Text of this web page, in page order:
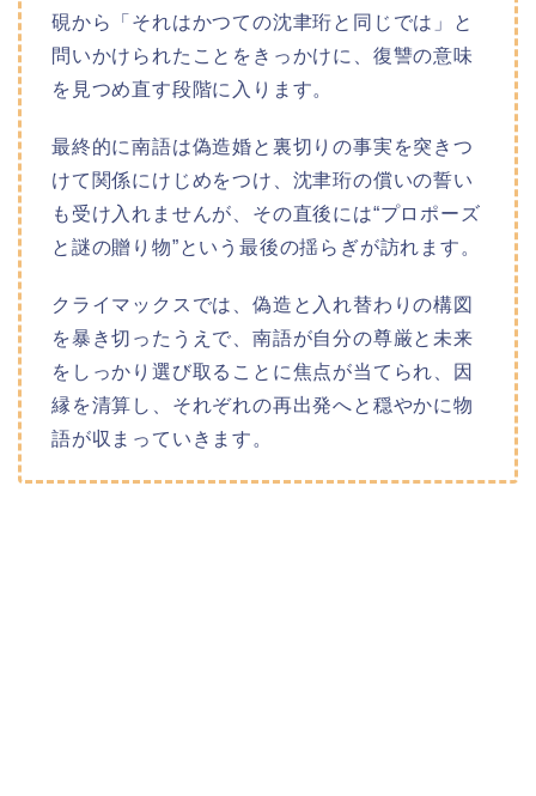
硯から「それはかつての沈聿珩と同じでは」と
問いかけられたことをきっかけに、復讐の意味
を見つめ直す段階に入ります。
最終的に南語は偽造婚と裏切りの事実を突きつ
けて関係にけじめをつけ、沈聿珩の償いの誓い
も受け入れませんが、その直後には“プロポーズ
と謎の贈り物”という最後の揺らぎが訪れます。
クライマックスでは、偽造と入れ替わりの構図
を暴き切ったうえで、南語が自分の尊厳と未来
をしっかり選び取ることに焦点が当てられ、因
縁を清算し、それぞれの再出発へと穏やかに物
語が収まっていきます。